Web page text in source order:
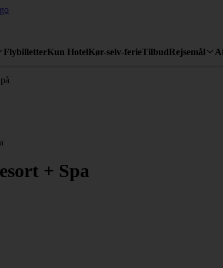
FlybilletterKun HotelKør-selv-ferieTilbudRejsemål
+ Spa